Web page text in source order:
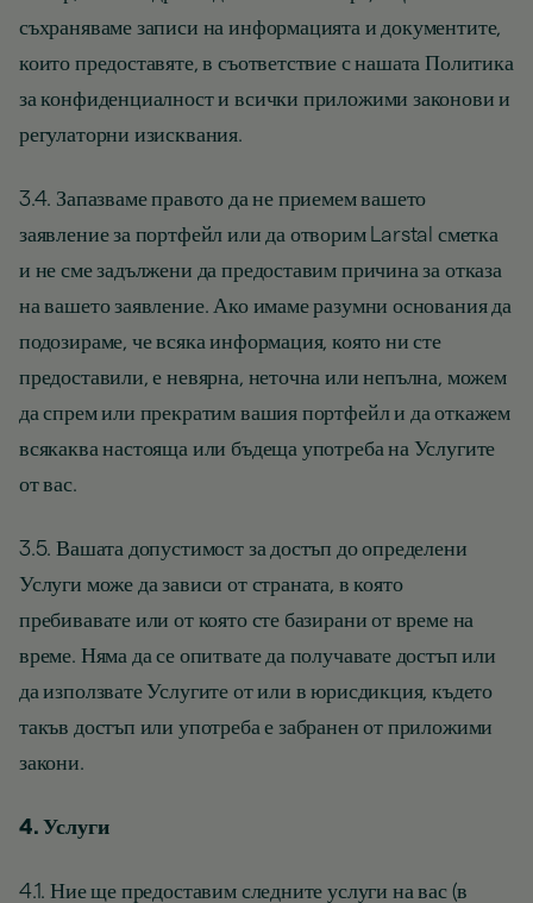
съхраняваме записи на информацията и документите,
които предоставяте, в съответствие с нашата Политика
за конфиденциалност и всички приложими законови и
регулаторни изисквания.
3.4. Запазваме правото да не приемем вашето
заявление за портфейл или да отворим Larstal сметка
и не сме задължени да предоставим причина за отказа
на вашето заявление. Ако имаме разумни основания да
подозираме, че всяка информация, която ни сте
предоставили, е невярна, неточна или непълна, можем
да спрем или прекратим вашия портфейл и да откажем
всякаква настояща или бъдеща употреба на Услугите
от вас.
3.5. Вашата допустимост за достъп до определени
Услуги може да зависи от страната, в която
пребивавате или от която сте базирани от време на
време. Няма да се опитвате да получавате достъп или
да използвате Услугите от или в юрисдикция, където
такъв достъп или употреба е забранен от приложими
закони.
4. Услуги
4.1. Ние ще предоставим следните услуги на вас (в